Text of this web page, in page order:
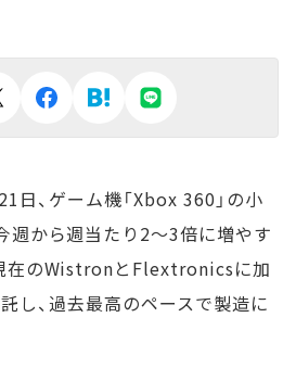
、ゲーム機「Xbox 360」の小
週から週当たり2～3倍に増やす
在のWistronとFlextronicsに加
し、過去最高のペースで製造に